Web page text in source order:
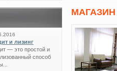
и лизинг
— это простой и
способ